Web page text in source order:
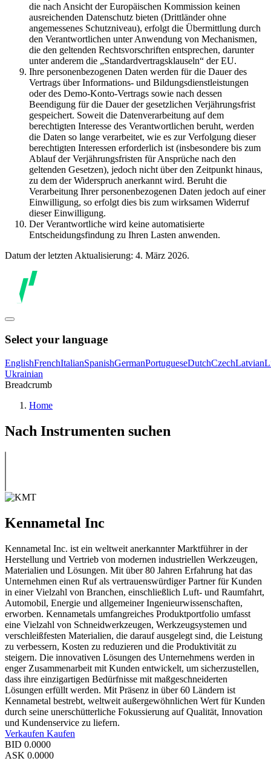
die nach Ansicht der Europäischen Kommission keinen
ausreichenden Datenschutz bieten (Drittländer ohne
angemessenes Schutzniveau), erfolgt die Übermittlung durch
den Verantwortlichen unter Anwendung von Mechanismen,
die den geltenden Rechtsvorschriften entsprechen, darunter
unter anderem die „Standardvertragsklauseln“ der EU.
Ihre personenbezogenen Daten werden für die Dauer des
Vertrags über Informations- und Bildungsdienstleistungen
oder des Demo-Konto-Vertrags sowie nach dessen
Beendigung für die Dauer der gesetzlichen Verjährungsfrist
gespeichert. Soweit die Datenverarbeitung auf dem
berechtigten Interesse des Verantwortlichen beruht, werden
die Daten so lange verarbeitet, wie es zur Verfolgung dieser
berechtigten Interessen erforderlich ist (insbesondere bis zum
Ablauf der Verjährungsfristen für Ansprüche nach den
geltenden Gesetzen), jedoch nicht über den Zeitpunkt hinaus,
zu dem der Widerspruch anerkannt wird. Beruht die
Verarbeitung Ihrer personenbezogenen Daten jedoch auf einer
Einwilligung, so erfolgt dies bis zum wirksamen Widerruf
dieser Einwilligung.
Der Verantwortliche wird keine automatisierte
Entscheidungsfindung zu Ihren Lasten anwenden.
Datum der letzten Aktualisierung: 4. März 2026.
Select your language
EnglishFrenchItalianSpanishGermanPortugueseDutchCzechLatvian
Ukrainian
Breadcrumb
Home
Nach Instrumenten suchen
Kennametal Inc
Kennametal Inc. ist ein weltweit anerkannter Marktführer in der
Herstellung und Vertrieb von modernen industriellen Werkzeugen,
Materialien und Lösungen. Mit über 80 Jahren Erfahrung hat das
Unternehmen einen Ruf als vertrauenswürdiger Partner für Kunden
in einer Vielzahl von Branchen, einschließlich Luft- und Raumfahrt,
Automobil, Energie und allgemeiner Ingenieurwissenschaften,
erworben. Kennametals umfangreiches Produktportfolio umfasst
eine Vielzahl von Schneidwerkzeugen, Werkzeugsystemen und
verschleißfesten Materialien, die darauf ausgelegt sind, die Leistung
zu verbessern, Kosten zu reduzieren und die Produktivität zu
steigern. Die innovativen Lösungen des Unternehmens werden in
enger Zusammenarbeit mit Kunden entwickelt, um sicherzustellen,
dass ihre einzigartigen Bedürfnisse mit maßgeschneiderten
Lösungen erfüllt werden. Mit Präsenz in über 60 Ländern ist
Kennametal bestrebt, weltweit außergewöhnlichen Wert für Kunden
durch seine unerschütterliche Fokussierung auf Qualität, Innovation
und Kundenservice zu liefern.
Verkaufen Kaufen
BID 0.0000
ASK 0.0000